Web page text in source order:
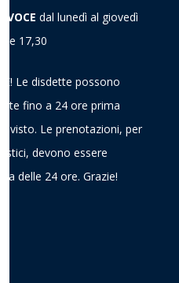
VOCE dal lunedì al giovedì
17,30
Le disdette possono
fino a 24 ore prima
Le prenotazioni, per
devono essere
delle 24 ore. Grazie!